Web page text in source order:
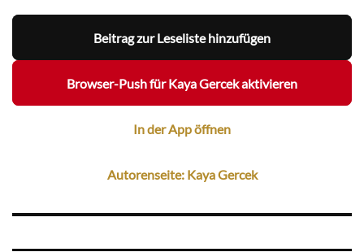
Beitrag zur Leseliste hinzufügen
Browser-Push für Kaya Gercek aktivieren
In der App öffnen
Autorenseite: Kaya Gercek